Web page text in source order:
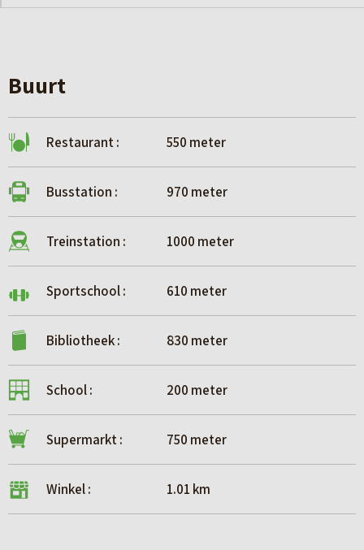
Buurt
Restaurant : 550 meter
Busstation : 970 meter
Treinstation : 1000 meter
Sportschool : 610 meter
Bibliotheek : 830 meter
School : 200 meter
Supermarkt : 750 meter
Winkel : 1.01 km